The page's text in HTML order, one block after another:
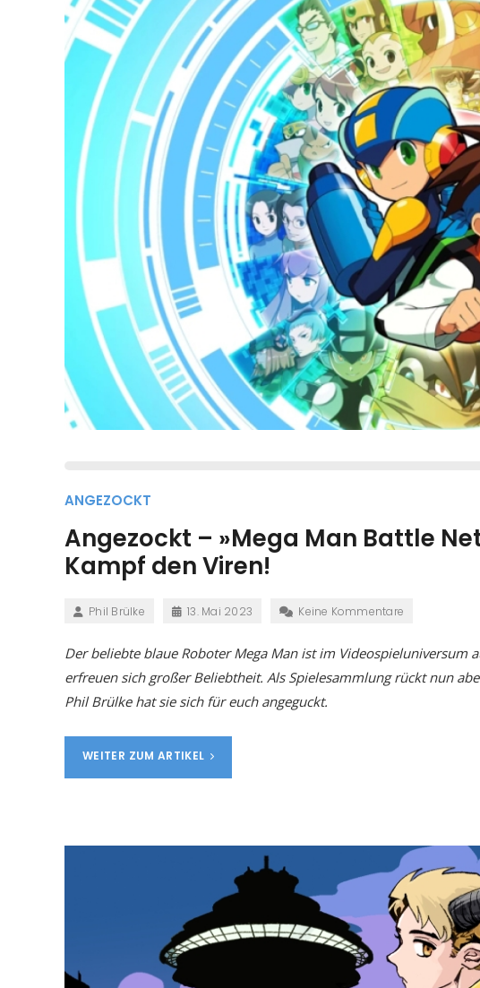
ANGEZOCKT
Angezockt – »Mega Man Battle
Kampf den Viren!
Phil Brülke 13. Mai 2023 Keine Kommentare
Der beliebte blaue Roboter Mega Man ist im Videospieluniversum
erfreuen sich großer Beliebtheit. Als Spielesammlung rückt nun
Phil Brülke hat sie sich für euch angeguckt.
WEITER ZUM ARTIKEL